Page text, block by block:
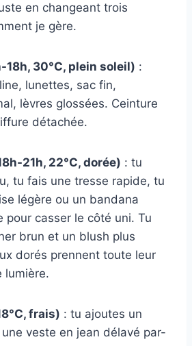
en changeant trois
je gère.
30°C, plein soleil) :
lunettes, sac fin,
lèvres glossées. Ceinture
détachée.
21h, 22°C, dorée) : tu
tu fais une tresse rapide, tu
légère ou un bandana
pour casser le côté uni. Tu
brun et un blush plus
dorés prennent toute leur
lumière.
frais) : tu ajoutes un
veste en jean délavé par-